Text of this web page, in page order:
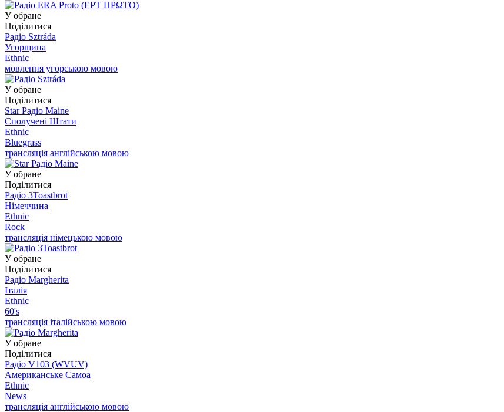
У обране
Поділитися
Радіо Sztráda
Угорщина
Ethnic
мовлення угорською мовою
У обране
Поділитися
Star Радіо Maine
Сполучені Штати
Ethnic
Bluegrass
трансляція англійською мовою
У обране
Поділитися
Радіо 3Toastbrot
Німеччина
Ethnic
Rock
трансляція німецькою мовою
У обране
Поділитися
Радіо Margherita
Італія
Ethnic
60's
трансляція італійською мовою
У обране
Поділитися
Радіо V103 (WVUV)
Американське Самоа
Ethnic
News
трансляція англійською мовою